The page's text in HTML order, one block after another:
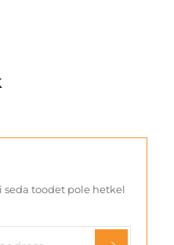
seda toodet pole hetkel